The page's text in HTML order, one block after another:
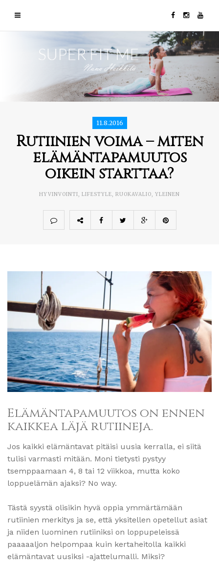
11.8.2016
Rutiinien voima – miten
elämäntapamuutos
oikein starttaa?
HYVINVOINTI, LIFESTYLE, RUOKAVALIO, YLEINEN
Elämäntapamuutos on ennen
kaikkea läjä rutiineja.
Jos kaikki elämäntavat pitäisi uusia kerralla, ei siitä
tulisi varmasti mitään. Moni tietysti pystyy
tsemppaamaan 4, 8 tai 12 viikkoa, mutta koko
loppuelämän ajaksi? No way.
Tästä syystä olisikin hyvä oppia ymmärtämään
rutiinien merkitys ja se, että yksitellen opetellut asiat
ja niiden luominen rutiiniksi on loppupeleissä
paaaaaljon helpompaa kuin kertaheitolla kaikki
elämäntavat uusiksi -ajattelumalli. Miksi?